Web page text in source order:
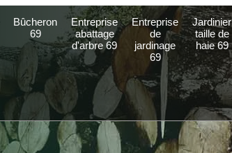
Bûcheron
69
Entreprise
abattage
d'arbre 69
Entreprise
de
jardinage
69
Jardinier
taille de
haie 69